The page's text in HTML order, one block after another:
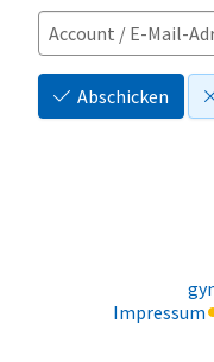
Abschicken
Impressum